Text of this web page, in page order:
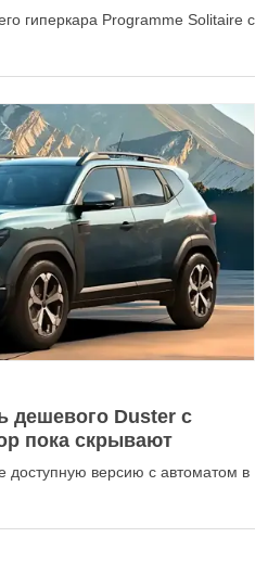
гиперкара Programme Solitaire с
дешевого Duster с
пока скрывают
доступную версию с автоматом в